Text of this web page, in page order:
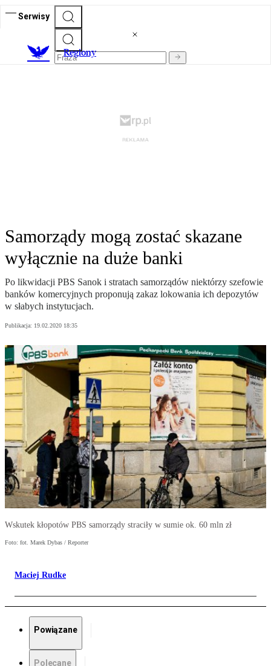
Serwisy
Regiony
Samorządy mogą zostać skazane
wyłącznie na duże banki
Po likwidacji PBS Sanok i stratach samorządów niektórzy szefowie
banków komercyjnych proponują zakaz lokowania ich depozytów
w słabych instytucjach.
Publikacja: 19.02.2020 18:35
Wskutek kłopotów PBS samorządy straciły w sumie ok. 60 mln zł
Foto: fot. Marek Dybas / Reporter
Maciej Rudke
Powiązane
Polecane